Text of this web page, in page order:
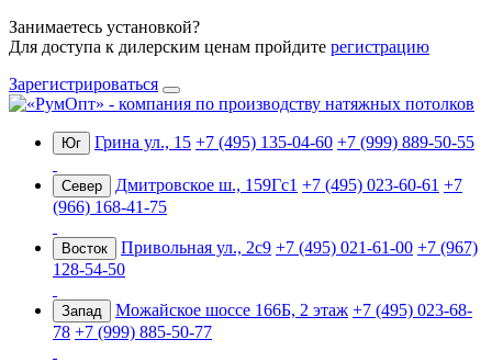
Занимаетесь установкой?
Для доступа к дилерским ценам пройдите регистрацию
Зарегистрироваться
Юг Грина ул., 15 +7 (495) 135-04-60 +7 (999) 889-50-55
Север Дмитровское ш., 159Гс1 +7 (495) 023-60-61 +7
(966) 168-41-75
Восток Привольная ул., 2с9 +7 (495) 021-61-00 +7 (967)
128-54-50
Запад Можайское шоссе 166Б, 2 этаж +7 (495) 023-68-
78 +7 (999) 885-50-77